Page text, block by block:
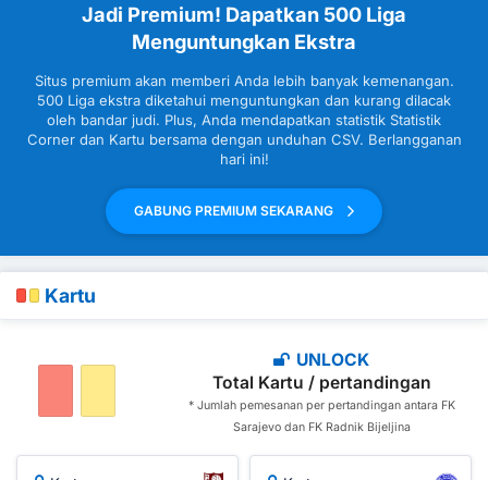
Jadi Premium! Dapatkan 500 Liga
Menguntungkan Ekstra
Situs premium akan memberi Anda lebih banyak kemenangan.
500 Liga ekstra diketahui menguntungkan dan kurang dilacak
oleh bandar judi. Plus, Anda mendapatkan statistik Statistik
Corner dan Kartu bersama dengan unduhan CSV. Berlangganan
hari ini!
GABUNG PREMIUM SEKARANG
Kartu
UNLOCK
Total Kartu / pertandingan
* Jumlah pemesanan per pertandingan antara FK
Sarajevo dan FK Radnik Bijeljina